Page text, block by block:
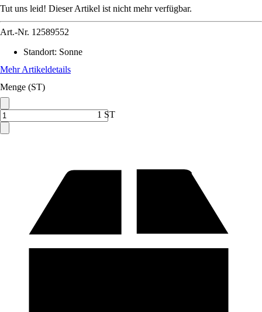
Tut uns leid! Dieser Artikel ist nicht mehr verfügbar.
Art.-Nr. 12589552
Standort: Sonne
Mehr Artikeldetails
Menge (ST)
1 ST